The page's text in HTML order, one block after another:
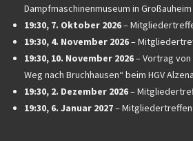
Dampfmaschinenmuseum in Großauheim
19:30, 7. Oktober 2026–
19:30, 4. November 2026–
19:30, 10. November 2026–Vortrag
Weg nach Bruchhausen“ beim HGV
19:30, 2. Dezember 2026–
19:30, 6. Januar 2027–Mitgliedertreffen